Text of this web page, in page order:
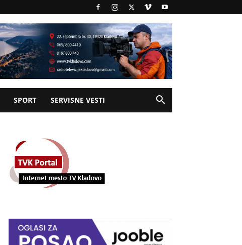
SPORT SERVISNE VESTI